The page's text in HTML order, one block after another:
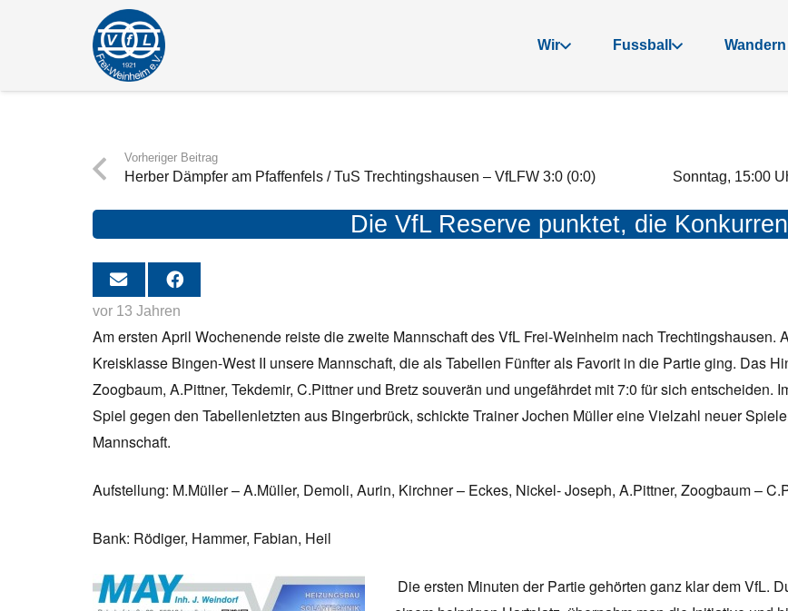
Wir Fussball Wandern
Vorheriger Beitrag
Herber Dämpfer am Pfaffenfels / TuS Trechtingshausen – VfLFW 3:0 (0:0) Sonntag, 15:00
Die VfL Reserve punktet, die
vor 13 Jahren
Am ersten April Wochenende reiste die zweite Mannschaft des VfL Frei-Weinheim nach Trechtingshausen.
Kreisklasse Bingen-West II unsere Mannschaft, die als Tabellen Fünfter als Favorit in die Partie ging. Das
Zoogbaum, A.Pittner, Tekdemir, C.Pittner und Bretz souverän und ungefährdet mit 7:0 für sich entscheiden.
Spiel gegen den Tabellenletzten aus Bingerbrück, schickte Trainer Jochen Müller eine Vielzahl neuer
Mannschaft.
Aufstellung: M.Müller – A.Müller, Demoli, Aurin, Kirchner – Eckes, Nickel- Joseph, A.Pittner, Zoogbaum –
Bank: Rödiger, Hammer, Fabian, Heil
Die ersten Minuten der Partie gehörten ganz klar dem VfL.